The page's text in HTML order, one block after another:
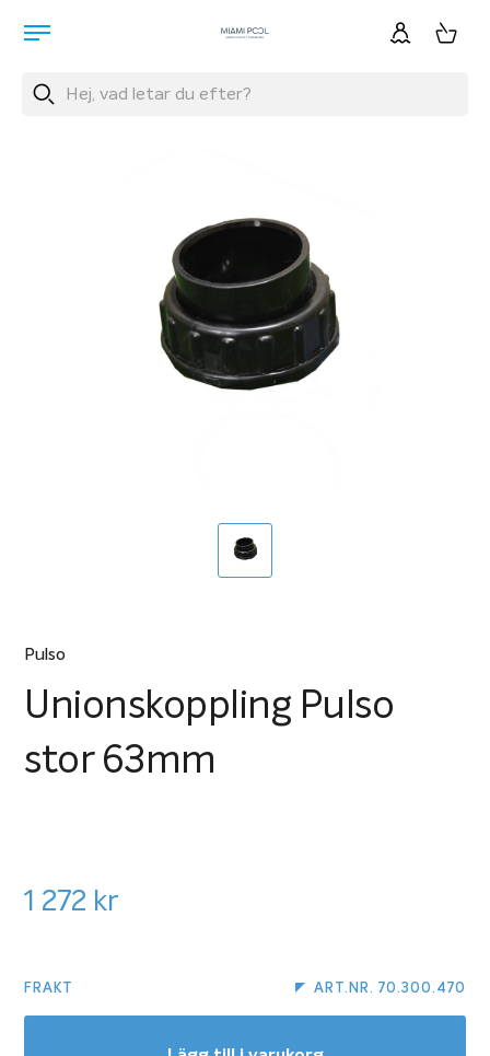
Pulso
Unionskoppling Pulso
stor 63mm
1 272 kr
FRAKT ART.NR. 70.300.470